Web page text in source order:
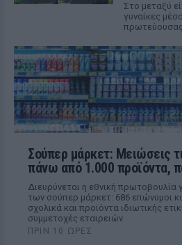
Στο μεταξύ
γυναίκες
πρωτεύουσας
Σούπερ μάρκετ: Μειώσεις
πάνω από 1.000 προϊόντα,
Διευρύνεται η εθνική πρωτοβουλία
των σούπερ μάρκετ: 686 επώνυμοι
σχολικά και προϊόντα ιδιωτικής
συμμετοχές εταιρειών
ΠΡΙΝ 10 ΏΡΕΣ